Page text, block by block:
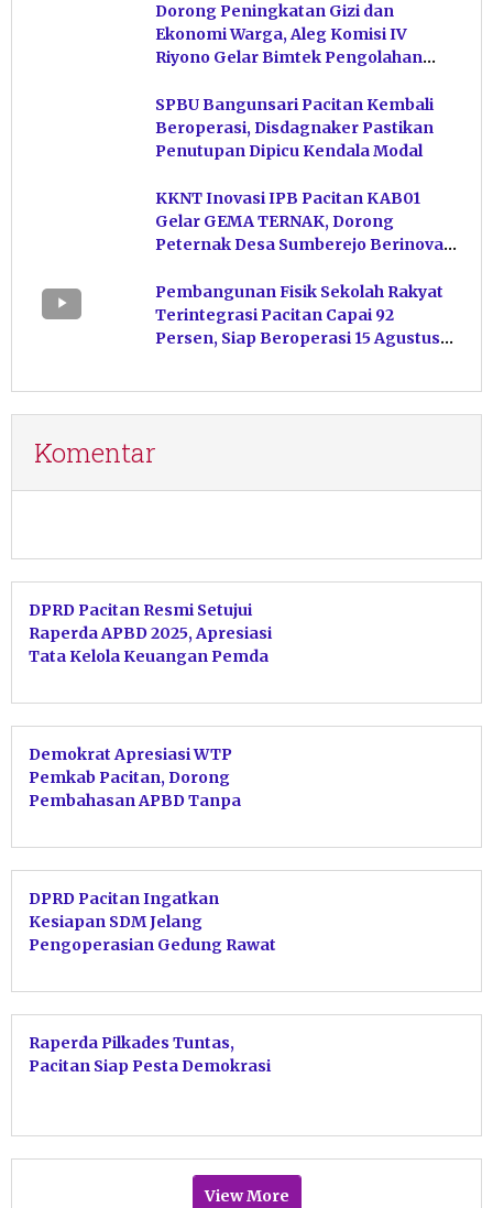
Dorong Peningkatan Gizi dan
Ekonomi Warga, Aleg Komisi IV
Riyono Gelar Bimtek Pengolahan
SPBU Bangunsari Pacitan Kembali
Beroperasi, Disdagnaker Pastikan
Penutupan Dipicu Kendala Modal
KKNT Inovasi IPB Pacitan KAB01
Gelar GEMA TERNAK, Dorong
Peternak Desa Sumberejo Berinovasi
Pembangunan Fisik Sekolah Rakyat
Terintegrasi Pacitan Capai 92
Persen, Siap Beroperasi 15 Agustus
Komentar
DPRD Pacitan Resmi Setujui
Raperda APBD 2025, Apresiasi
Tata Kelola Keuangan Pemda
Demokrat Apresiasi WTP
Pemkab Pacitan, Dorong
Pembahasan APBD Tanpa
DPRD Pacitan Ingatkan
Kesiapan SDM Jelang
Pengoperasian Gedung Rawat
Raperda Pilkades Tuntas,
Pacitan Siap Pesta Demokrasi
View More